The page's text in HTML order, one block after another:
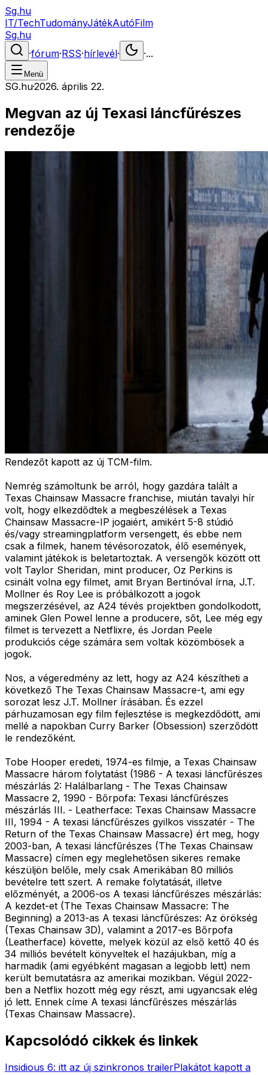
Sg.hu
IT/TechTudományJátékAutóFilm
Sg.hu
·fórum·RSS·hírlevél· ·...
Menü
SG.hu·2026. április 22.
Megvan az új Texasi láncfűrészes
rendezője
Rendezőt kapott az új TCM-film.
Nemrég számoltunk be arról, hogy gazdára talált a
Texas Chainsaw Massacre franchise, miután tavalyi hír
volt, hogy elkezdődtek a megbeszélések a Texas
Chainsaw Massacre-IP jogaiért, amikért 5-8 stúdió
és/vagy streamingplatform versengett, és ebbe nem
csak a filmek, hanem tévésorozatok, élő események,
valamint játékok is beletartoztak. A versengők között ott
volt Taylor Sheridan, mint producer, Oz Perkins is
csinált volna egy filmet, amit Bryan Bertinóval írna, J.T.
Mollner és Roy Lee is próbálkozott a jogok
megszerzésével, az A24 tévés projektben gondolkodott,
aminek Glen Powel lenne a producere, sőt, Lee még egy
filmet is tervezett a Netflixre, és Jordan Peele
produkciós cége számára sem voltak közömbösek a
jogok.
Nos, a végeredmény az lett, hogy az A24 készítheti a
következő The Texas Chainsaw Massacre-t, ami egy
sorozat lesz J.T. Mollner írásában. És ezzel
párhuzamosan egy film fejlesztése is megkezdődött, ami
mellé a napokban Curry Barker (Obsession) szerződött
le rendezőként.
Tobe Hooper eredeti, 1974-es filmje, a Texas Chainsaw
Massacre három folytatást (1986 - A texasi láncfűrészes
mészárlás 2: Halálbarlang - The Texas Chainsaw
Massacre 2, 1990 - Bőrpofa: Texasi láncfűrészes
mészárlás III. - Leatherface: Texas Chainsaw Massacre
III, 1994 - A texasi láncfűrészes gyilkos visszatér - The
Return of the Texas Chainsaw Massacre) ért meg, hogy
2003-ban, A texasi láncfűrészes (The Texas Chainsaw
Massacre) címen egy meglehetősen sikeres remake
készüljön belőle, mely csak Amerikában 80 milliós
bevételre tett szert. A remake folytatását, illetve
előzményét, a 2006-os A texasi láncfűrészes mészárlás:
A kezdet-et (The Texas Chainsaw Massacre: The
Beginning) a 2013-as A texasi láncfűrészes: Az örökség
(Texas Chainsaw 3D), valamint a 2017-es Bőrpofa
(Leatherface) követte, melyek közül az első kettő 40 és
34 milliós bevételt könyveltek el hazájukban, míg a
harmadik (ami egyébként magasan a legjobb lett) nem
került bemutatásra az amerikai mozikban. Végül 2022-
ben a Netflix hozott még egy részt, ami ugyancsak elég
jó lett. Ennek címe A texasi láncfűrészes mészárlás
(Texas Chainsaw Massacre).
Kapcsolódó cikkek és linkek
Insidious 6: itt az új szinkronos trailerPlakátot kapott a